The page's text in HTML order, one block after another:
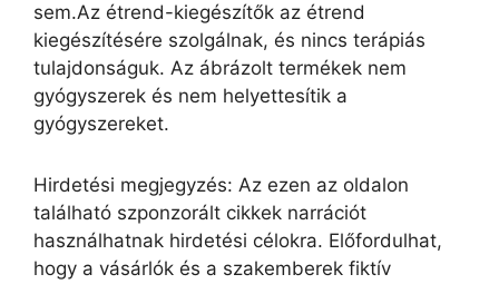
sem.Az étrend-kiegészítők az étrend
kiegészítésére szolgálnak, és nincs terápiás
tulajdonságuk. Az ábrázolt termékek nem
gyógyszerek és nem helyettesítik a
gyógyszereket.
Hirdetési megjegyzés: Az ezen az oldalon
található szponzorált cikkek narrációt
használhatnak hirdetési célokra. Előfordulhat,
hogy a vásárlók és a szakemberek fiktív